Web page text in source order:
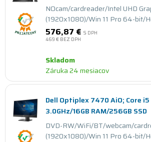
NOcam/cardreader/Intel UHD
(1920x1080)/Win 11 Pro 64-bit/
576,87 € S DPH
469 € BEZ DPH
Skladom
Záruka 24 mesiacov
Dell Optiplex 7470 AiO; Core
3.0GHz/16GB RAM/256GB SSD
DVD-RW/WiFi/BT/webcam/
(1920x1080)/Win 11 Pro 64-bit/